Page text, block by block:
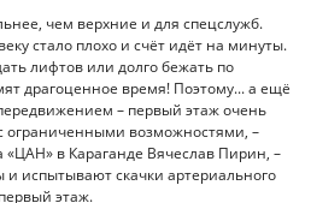
чем верхние и для спецслужб.
стало плохо и счёт идёт на минуты.
лифтов или долго бежать по
драгоценное время! Поэтому... а ещё
– первый этаж очень
возможностями, ­–
«ЦАН» в Караганде Вячеслав Пирин, –
испытывают скачки артериального
этаж.